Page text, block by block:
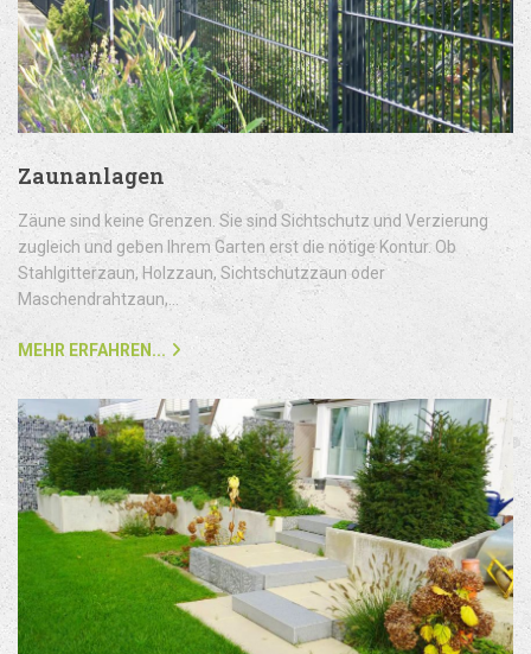
Zaunanlagen
Zäune sind keine Grenzen. Sie sind Sichtschutz und Verzierung
zugleich und geben Ihrem Garten erst die nötige Kontur. Ob
Stahlgitterzaun, Holzzaun, Sichtschutzzaun oder
Maschendrahtzaun,...
MEHR ERFAHREN...